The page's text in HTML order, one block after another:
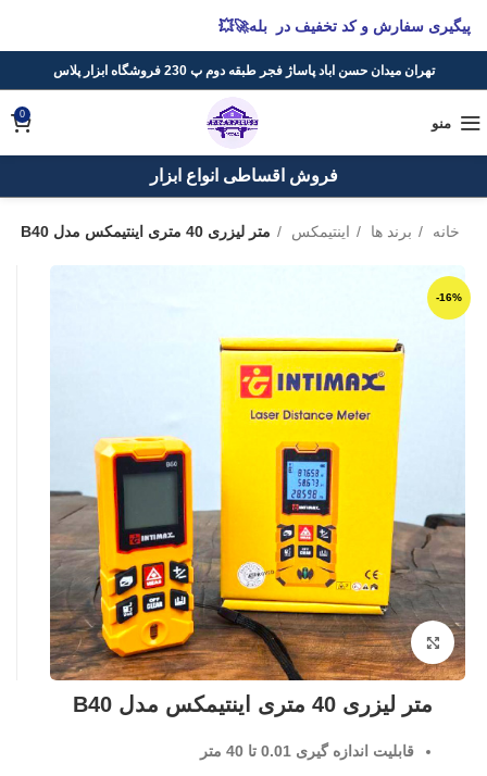
تهران میدان حسن اباد پاساژ فجر طبقه دوم پ 230 فروشگاه ابزار پلاس
منو
0
فروش اقساطی انواع ابزار
خانه برند ها اینتیمکس متر لیزری 40 متری اینتیمکس مدل B40
-16%
بزرگنمایی تصویر
متر لیزری 40 متری اینتیمکس مدل B40
قابلیت اندازه گیری 0.01 تا 40 متر
پیگیری سفارش و کد تخفیف در بله🚀💥